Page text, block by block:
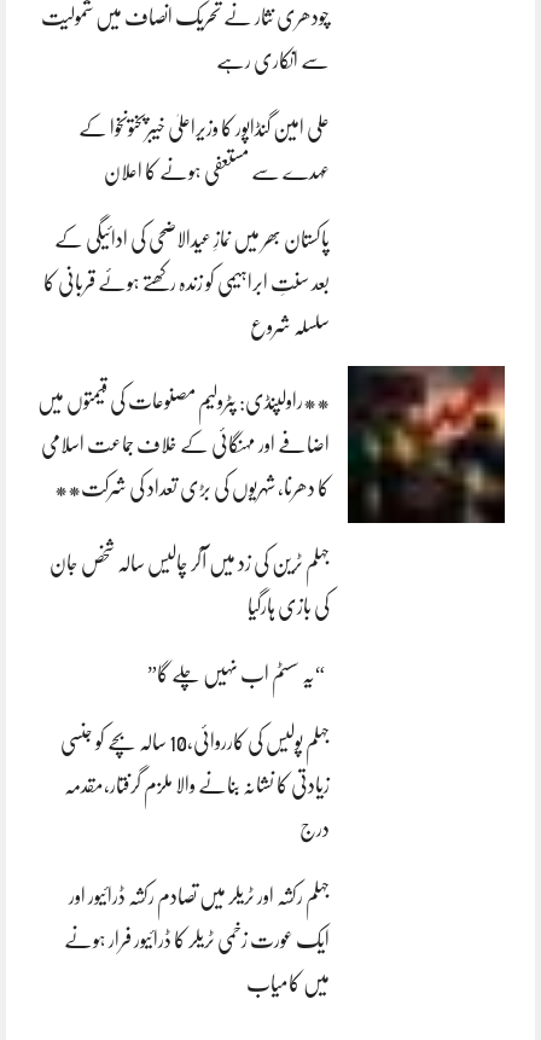
چودھری نثار نے تحریک انصاف میں شمولیت
سے انکاری رہے
علی امین گنڈاپور کا وزیراعلیٰ خیبرپختونخوا کے
عہدے سے مستعفی ہونے کا اعلان
پاکستان بھر میں نمازِ عیدالاضحی کی ادائیگی کے
بعد سنتِ ابراہیمی کو زندہ رکھتے ہوئے قربانی کا
سلسلہ شروع
**راولپنڈی: پٹرولیم مصنوعات کی قیمتوں میں
اضافے اور مہنگائی کے خلاف جماعت اسلامی
کا دھرنا، شہریوں کی بڑی تعداد کی شرکت**
جہلم ٹرین کی زد میں آکر چالیس سالہ شخص جان
کی بازی ہارگیا
“یہ سسٹم اب نہیں چلے گا”
جہلم پولیس کی کارروائی،10 سالہ بچے کو جنسی
زیادتی کا نشانہ بنانے والا ملزم گرفتار،مقدمہ
درج
جہلم رکشہ اور ٹریلر میں تصادم رکشہ ڈرائیور اور
ایک عورت زخمی ٹریلر کا ڈرائیور فرار ہونے
میں کامیاب